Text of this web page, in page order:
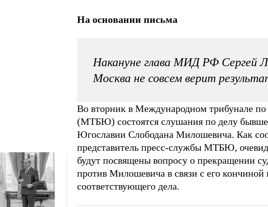
На основании письма
Накануне глава МИД РФ Сергей
Москва не совсем верит
Во вторник в Международном трибунале
(МТБЮ) состоятся слушания по делу
Югославии Слободана Милошевича. Как
представитель пресс-службы МТБЮ,
будут посвящены вопросу о прекращении
против Милошевича в связи с его
соответствующего дела.